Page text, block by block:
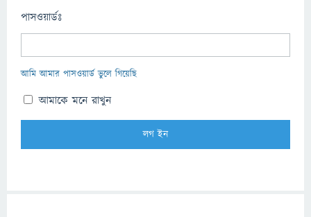
পাসওয়ার্ডঃ
আমি আমার পাসওয়ার্ড ভুলে গিয়েছি
আমাকে মনে রাখুন